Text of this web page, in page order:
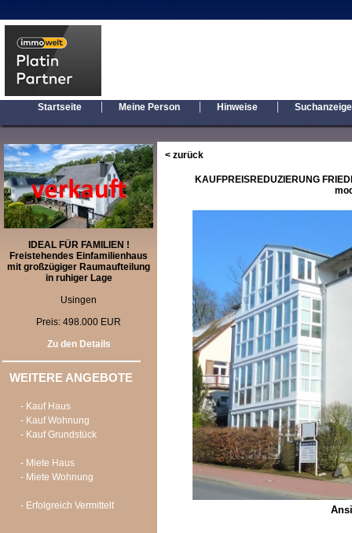
Startseite | Meine Person | Hinweise |
< zurück
KAUFPREISREDUZIERUNG
IDEAL FÜR FAMILIEN !
Freistehendes Einfamilienhaus
mit großzügiger Raumaufteilung
in ruhiger Lage
Usingen
Preis: 498.000 EUR
Zu den Details
WEITERE ANGEBOTE
- Kauf Haus
- Kauf Wohnung
- Kauf Grundstück
- Miete Haus
- Miete Wohnung
- Erfolgreich Vermittelt